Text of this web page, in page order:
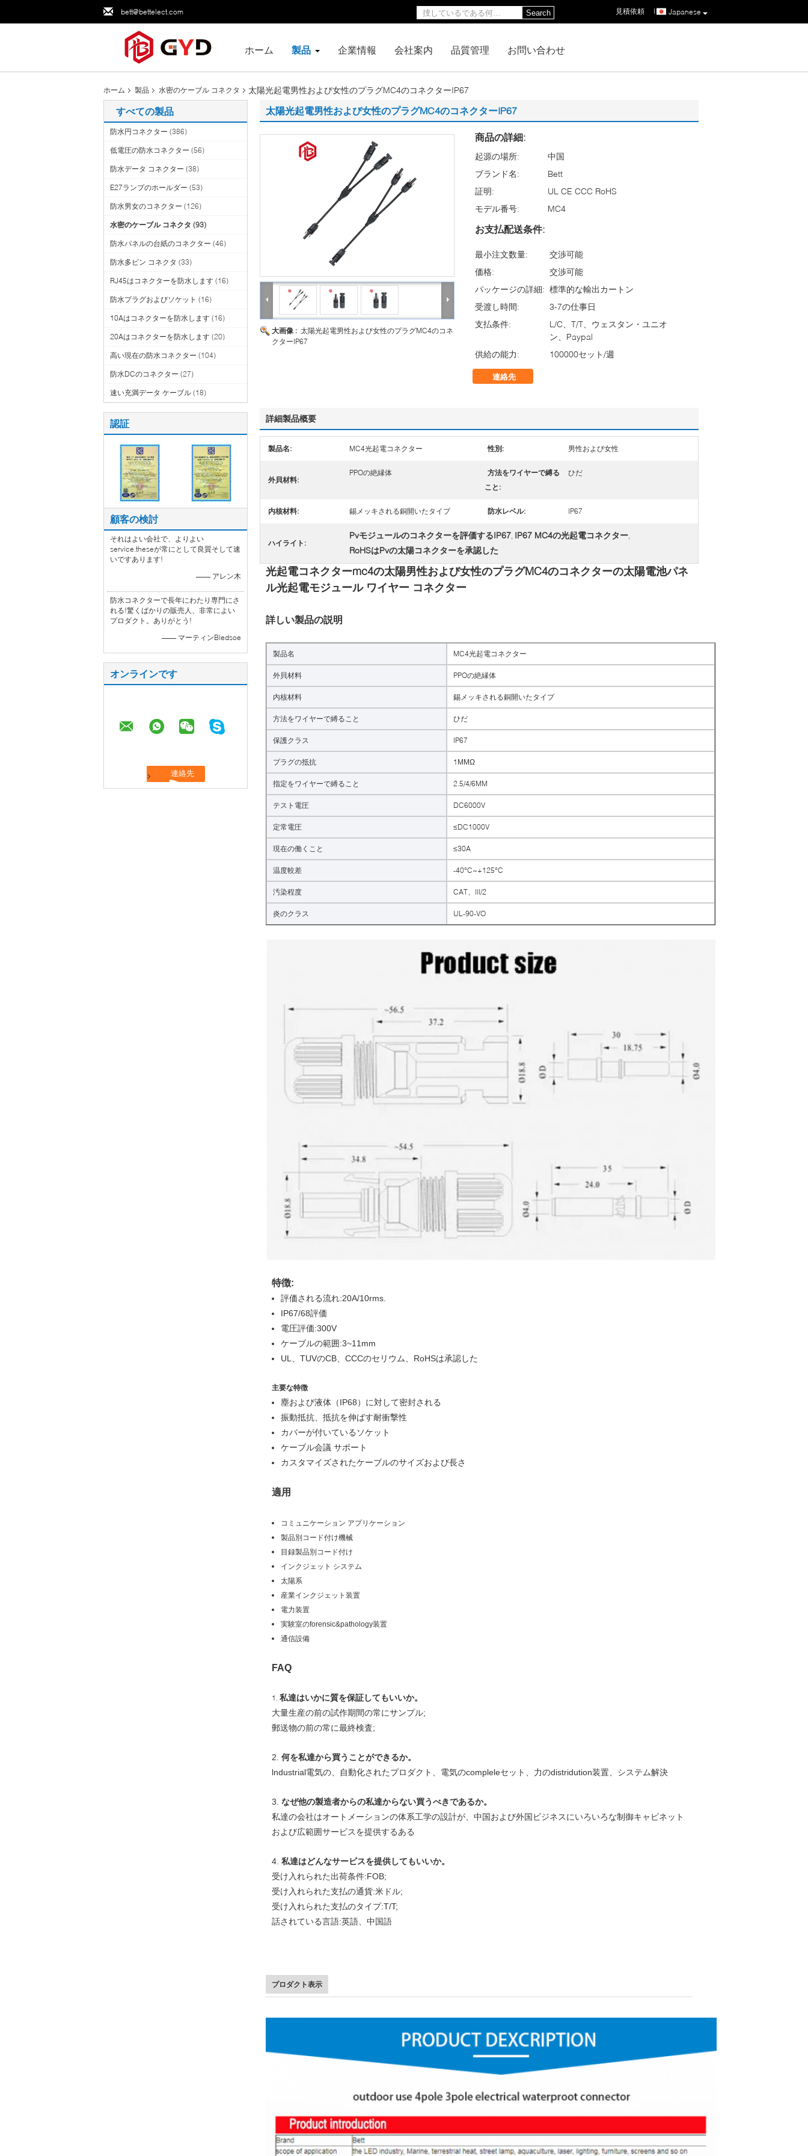
bett@bettelect.com Japanese
見積依頼 |
Search
ホーム 製品 企業情報 会社案内 品質管理 お問い合わせ
ホーム 製品 水密のケーブル コネクタ 太陽光起電男性および女性のプラグMC4のコネクターIP67
すべての製品
防水円コネクター (386)
低電圧の防水コネクター (56)
防水データ コネクター (38)
E27ランプのホールダー (53)
防水男女のコネクター (126)
水密のケーブル コネクタ (93)
防水パネルの台紙のコネクター (46)
防水多ピン コネクタ (33)
RJ45はコネクターを防水します (16)
防水プラグおよびソケット (16)
10Aはコネクターを防水します (16)
20Aはコネクターを防水します (20)
高い現在の防水コネクター (104)
防水DCのコネクター (27)
速い充満データ ケーブル (18)
認証
顧客の検討
それはよい会社で、よりよい
service.theseが常にとして良質そして速
いですあります!
—— アレン木
防水コネクターで長年にわたり専門にさ
れる!驚くばかりの販売人、非常によい
プロダクト。ありがとう!
—— マーティンBledsoe
オンラインです
太陽光起電男性および女性のプラグMC4のコネクターIP67
大画像 : 太陽光起電男性および女性のプラグMC4のコネ
クターIP67
商品の詳細:
起源の場所:
中国
ブランド名:
Bett
証明:
UL CE CCC RoHS
モデル番号:
MC4
お支払配送条件:
最小注文数量:
交渉可能
価格:
交渉可能
パッケージの詳細: 標準的な輸出カートン
受渡し時間:
3-7の仕事日
支払条件:
L/C、T/T、ウェスタン・ユニオ
ン、Paypal
供給の能力:
100000セット/週
連絡先
詳細製品概要
製品名: MC4光起電コネクター 性別: 男性および女性
外貝材料:
PPOの絶縁体
方法をワイヤーで縛る
こと:
ひだ
内核材料: 錫メッキされる銅開いたタイプ 防水レベル: IP67
ハイライト:
Pvモジュールのコネクターを評価するIP67 IP67 MC4の光起電コネクター
RoHSはPvの太陽コネクターを承認した
光起電コネクターmc4の太陽男性および女性のプラグMC4のコネクターの太陽電池パネ
ル光起電モジュール ワイヤー コネクター
詳しい製品の説明
製品名 MC4光起電コネクター
外貝材料 PPOの絶縁体
内核材料 錫メッキされる銅開いたタイプ
方法をワイヤーで縛ること ひだ
保護クラス IP67
プラグの抵抗 1ΜΜΩ
指定をワイヤーで縛ること 2.5/4/6MM
テスト電圧 DC6000V
定常電圧 ≤DC1000V
現在の働くこと ≤30A
温度較差 -40°C~+125°C
汚染程度 CAT、III/2
炎のクラス UL-90-VO
特徴:
評価される流れ:20A/10rms.
IP67/68評価
電圧評価:300V
ケーブルの範囲:3~11mm
UL、TUVのCB、CCCのセリウム、RoHSは承認した
主要な特徴
塵および液体（IP68）に対して密封される
振動抵抗、抵抗を伸ばす耐衝撃性
カバーが付いているソケット
ケーブル会議 サポート
カスタマイズされたケーブルのサイズおよび長さ
適用
コミュニケーション アプリケーション
製品別コード付け機械
目録製品別コード付け
インクジェット システム
太陽系
産業インクジェット装置
電力装置
実験室のforensic&pathology装置
通信設備
FAQ
1. 私達はいかに質を保証してもいいか。
大量生産の前の試作期間の常にサンプル;
郵送物の前の常に最終検査;
2. 何を私達から買うことができるか。
lndustrial電気の、自動化されたプロダクト、電気のcompleleセット、力のdistridution装置、システム解決
3. なぜ他の製造者からの私達からない買うべきであるか。
私達の会社はオートメーションの体系工学の設計が、中国および外国ビジネスにいろいろな制御キャビネット
および広範囲サービスを提供するある
4. 私達はどんなサービスを提供してもいいか。
受け入れられた出荷条件:FOB;
受け入れられた支払の通貨:米ドル;
受け入れられた支払のタイプ:T/T;
話されている言語:英語、中国語
プロダクト表示